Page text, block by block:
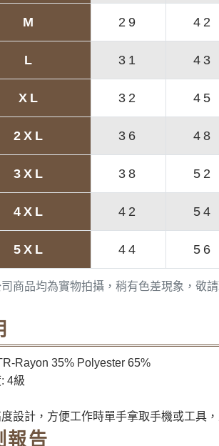
商品均為實物拍攝，稍有色差現象，敬
M 29 42
L 31 43
XL 32 45
2XL 36 48
3XL 38 52
4XL 42 54
5XL 44 56
Rayon 35% Polyester 65%
4級
設計，方便工作時單手拿取手機或工具
報告